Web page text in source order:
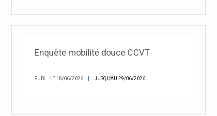
Enquête mobilité douce CCVT
PUBL. LE 18/06/2026 JUSQU'AU 29/06/2026